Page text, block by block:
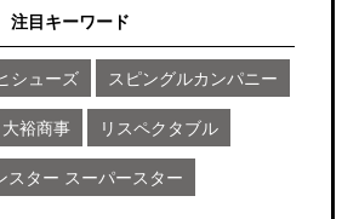
注目キーワード
シューズ スピングルカンパニー
大裕商事 リスペクタブル
スター スーパースター